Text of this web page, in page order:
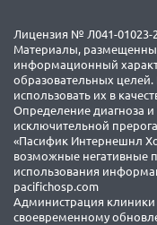
Лицензия № Л041-01023-
Материалы,
информационный
образовательных
использовать их в
Определение диагноза
исключительной
«Пасифик Интернешнл
возможные негативные
использования
pacifichosp.com
Администрация
своевременному